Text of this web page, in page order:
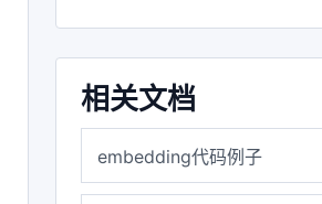
相关文档
embedding代码例子